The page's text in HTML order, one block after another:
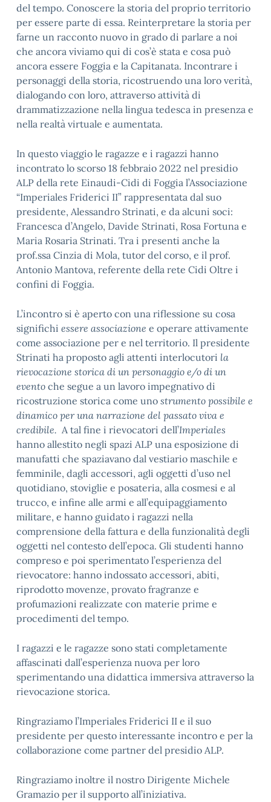
del tempo. Conoscere la storia del proprio territorio
per essere parte di essa. Reinterpretare la storia per
farne un racconto nuovo in grado di parlare a noi
che ancora viviamo qui di cos’è stata e cosa può
ancora essere Foggia e la Capitanata. Incontrare i
personaggi della storia, ricostruendo una loro verità,
dialogando con loro, attraverso attività di
drammatizzazione nella lingua tedesca in presenza e
nella realtà virtuale e aumentata.
In questo viaggio le ragazze e i ragazzi hanno
incontrato lo scorso 18 febbraio 2022 nel presidio
ALP della rete Einaudi-Cidi di Foggia l’Associazione
“Imperiales Friderici II” rappresentata dal suo
presidente, Alessandro Strinati, e da alcuni soci:
Francesca d’Angelo, Davide Strinati, Rosa Fortuna e
Maria Rosaria Strinati. Tra i presenti anche la
prof.ssa Cinzia di Mola, tutor del corso, e il prof.
Antonio Mantova, referente della rete Cidi Oltre i
confini di Foggia.
L’incontro si è aperto con una riflessione su cosa
significhi essere associazione e operare attivamente
come associazione per e nel territorio. Il presidente
Strinati ha proposto agli attenti interlocutori la
rievocazione storica di un personaggio e/o di un
evento che segue a un lavoro impegnativo di
ricostruzione storica come uno strumento possibile e
dinamico per una narrazione del passato viva e
credibile. A tal fine i rievocatori dell’Imperiales
hanno allestito negli spazi ALP una esposizione di
manufatti che spaziavano dal vestiario maschile e
femminile, dagli accessori, agli oggetti d’uso nel
quotidiano, stoviglie e posateria, alla cosmesi e al
trucco, e infine alle armi e all’equipaggiamento
militare, e hanno guidato i ragazzi nella
comprensione della fattura e della funzionalità degli
oggetti nel contesto dell’epoca. Gli studenti hanno
compreso e poi sperimentato l’esperienza del
rievocatore: hanno indossato accessori, abiti,
riprodotto movenze, provato fragranze e
profumazioni realizzate con materie prime e
procedimenti del tempo.
I ragazzi e le ragazze sono stati completamente
affascinati dall’esperienza nuova per loro
sperimentando una didattica immersiva attraverso la
rievocazione storica.
Ringraziamo l’Imperiales Friderici II e il suo
presidente per questo interessante incontro e per la
collaborazione come partner del presidio ALP.
Ringraziamo inoltre il nostro Dirigente Michele
Gramazio per il supporto all’iniziativa.